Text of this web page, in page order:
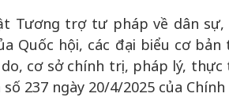
Tương trợ tư pháp về dân
Quốc hội, các đại biểu cơ
cơ sở chính trị, pháp lý,
237 ngày 20/4/2025 của Chính
hình vị thế kiến
| Kỳ 4: Sáng kiến
nên diện mạo mới
định
tạo | Kỳ
quốc tế
Việt